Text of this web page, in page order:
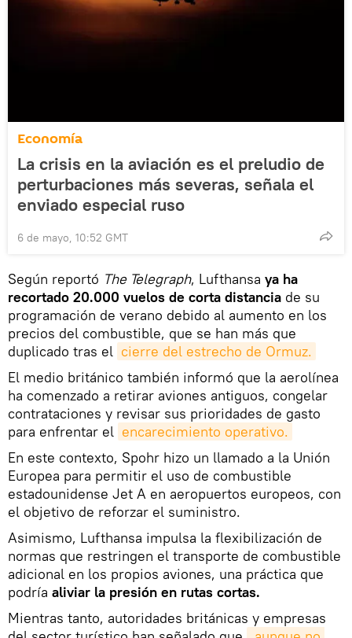
Economía
La crisis en la aviación es el preludio de
perturbaciones más severas, señala el
enviado especial ruso
6 de mayo, 10:52 GMT
Según reportó The Telegraph, Lufthansa ya ha
recortado 20.000 vuelos de corta distancia de su
programación de verano debido al aumento en los
precios del combustible, que se han más que
duplicado tras el cierre del estrecho de Ormuz.
El medio británico también informó que la aerolínea
ha comenzado a retirar aviones antiguos, congelar
contrataciones y revisar sus prioridades de gasto
para enfrentar el encarecimiento operativo.
En este contexto, Spohr hizo un llamado a la Unión
Europea para permitir el uso de combustible
estadounidense Jet A en aeropuertos europeos, con
el objetivo de reforzar el suministro.
Asimismo, Lufthansa impulsa la flexibilización de
normas que restringen el transporte de combustible
adicional en los propios aviones, una práctica que
podría aliviar la presión en rutas cortas.
Mientras tanto, autoridades británicas y empresas